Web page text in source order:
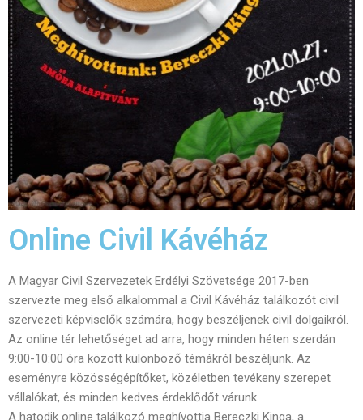
Online Civil Kávéház
A Magyar Civil Szervezetek Erdélyi Szövetsége 2017-ben
szervezte meg első alkalommal a Civil Kávéház találkozót civil
szervezeti képviselők számára, hogy beszéljenek civil dolgaikról.
Az online tér lehetőséget ad arra, hogy minden héten szerdán
9:00-10:00 óra között különböző témákról beszéljünk. Az
eseményre közösségépítőket, közéletben tevékeny szerepet
vállalókat, és minden kedves érdeklődőt várunk.
A hatodik online találkozó meghívottja Bereczki Kinga, a